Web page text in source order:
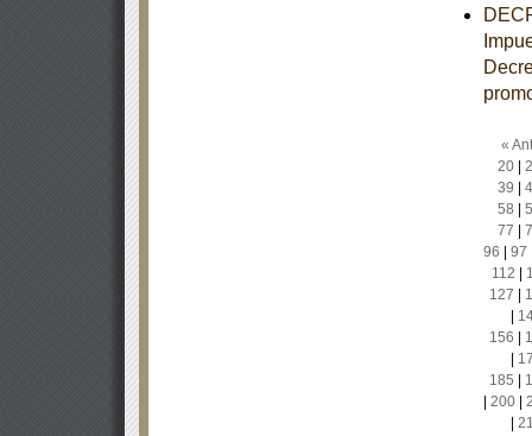
«
20|
39
58
77
96
97
112
127
156
185
200|